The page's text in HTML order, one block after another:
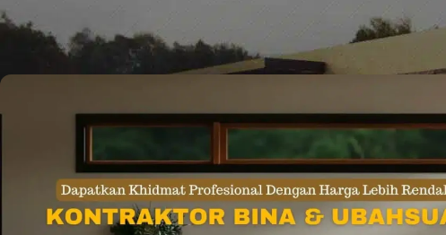
8 Tips Siap Cepat, Hasil
Posted by